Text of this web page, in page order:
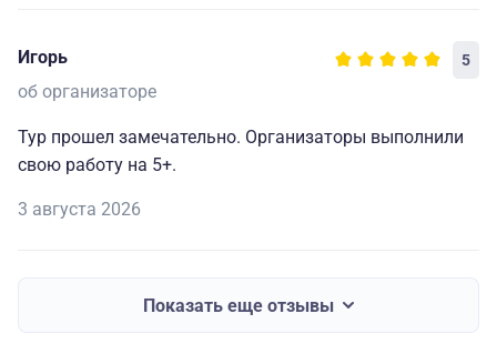
Игорь 5
об организаторе
Тур прошел замечательно. Организаторы выполнили
свою работу на 5+.
3 августа 2026
Показать еще отзывы